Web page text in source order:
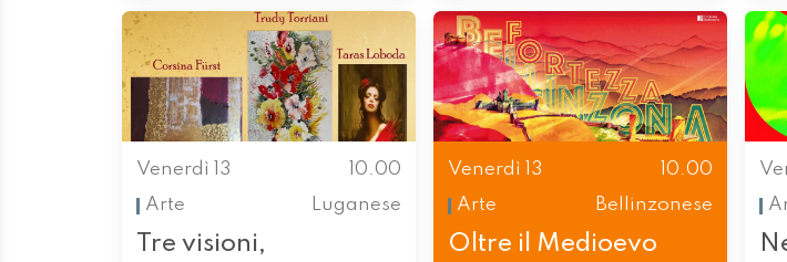
Venerdì 13
10.00
Arte
Luganese
Tre visioni,
Venerdì 13
10.00
Arte
Bellinzonese
Oltre il Medioevo